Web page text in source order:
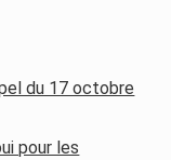
du 17 octobre
pour les